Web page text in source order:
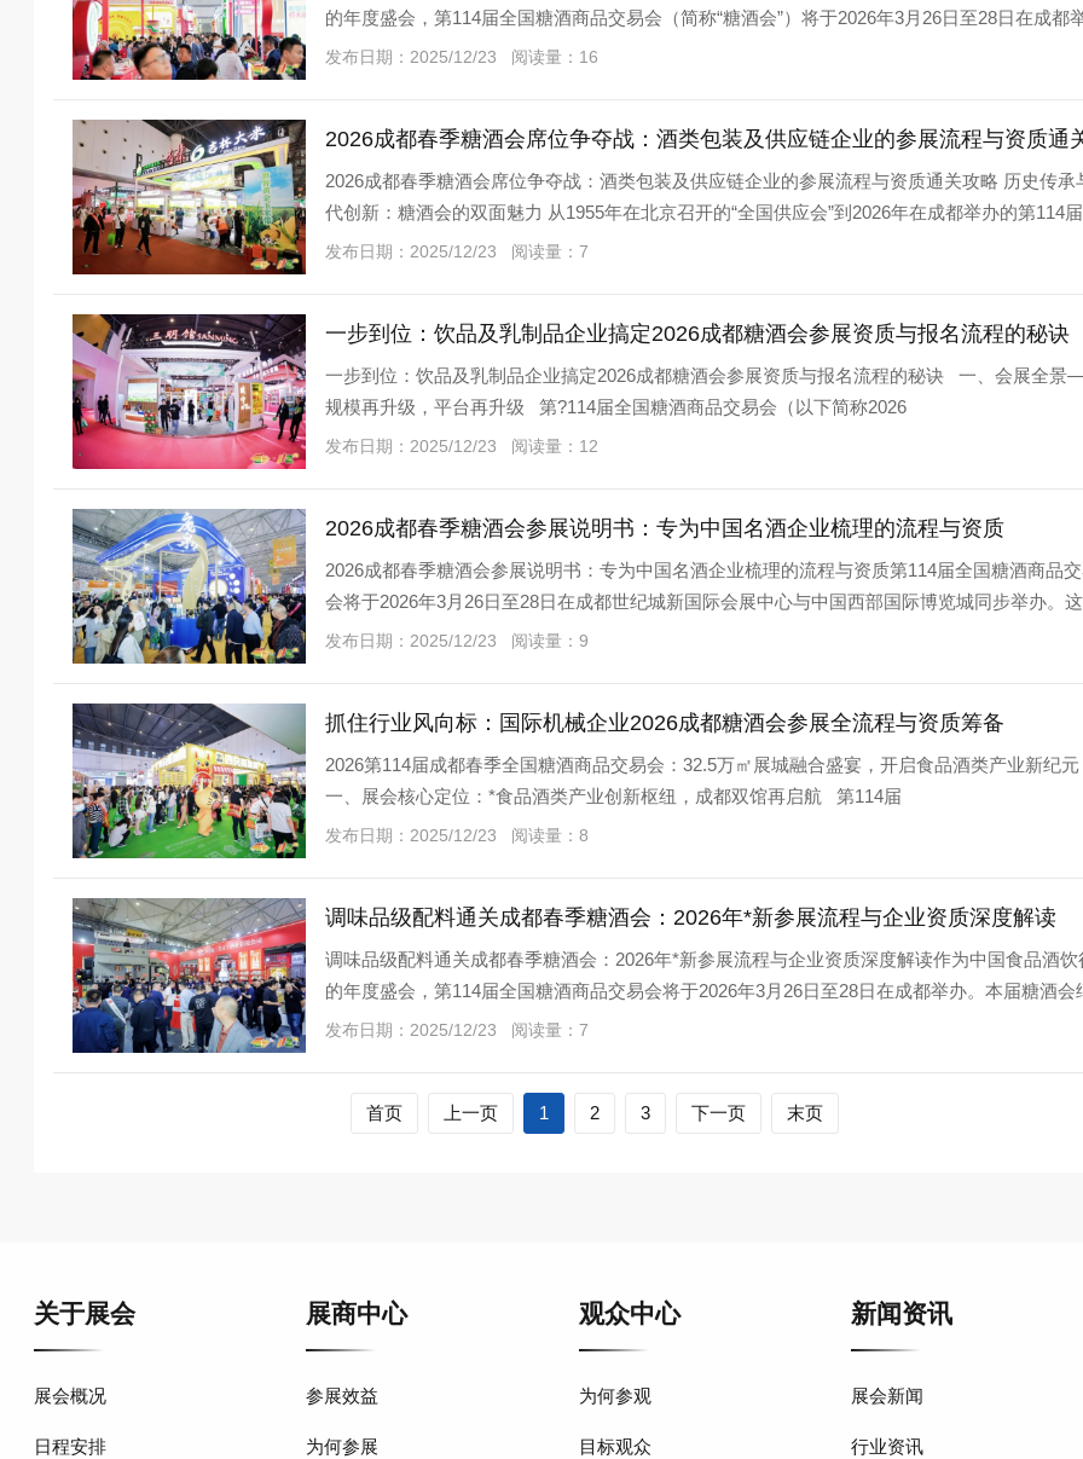
的年度盛会，第114届全国糖酒商品交易会（简称“糖酒会”）将于2026年3月26日至28日在成都
办。本届
发布日期：2025/12/23 阅读量：16
2026成都春季糖酒会席位争夺战：酒类包装及供应链企业的参展流程与资质通关攻略 历史传承
代创新：糖酒会的双面魅力 从1955年在北京召开的“全国供应会”到2026年在成都举办的第114
发布日期：2025/12/23 阅读量：7
一步到位：饮品及乳制品企业搞定2026成都糖酒会参展资质与报名流程的秘诀
一步到位：饮品及乳制品企业搞定2026成都糖酒会参展资质与报名流程的秘诀 一、会展全
规模再升级，平台再升级 第?114届全国糖酒商品交易会（以下简称2026
发布日期：2025/12/23 阅读量：12
2026成都春季糖酒会参展说明书：专为中国名酒企业梳理的流程与资质
2026成都春季糖酒会参展说明书：专为中国名酒企业梳理的流程与资质第114届全国糖酒商品
会将于2026年3月26日至28日在成都世纪城新国际会展中心与中国西部国际博览城同步举办。
被誉为“天
发布日期：2025/12/23 阅读量：9
抓住行业风向标：国际机械企业2026成都糖酒会参展全流程与资质筹备
2026第114届成都春季全国糖酒商品交易会：32.5万㎡展城融合盛宴，开启食品酒类产业新纪元
一、展会核心定位：*食品酒类产业创新枢纽，成都双馆再启航 第114届
发布日期：2025/12/23 阅读量：8
调味品级配料通关成都春季糖酒会：2026年*新参展流程与企业资质深度解读
调味品级配料通关成都春季糖酒会：2026年*新参展流程与企业资质深度解读作为中国食品酒饮
的年度盛会，第114届全国糖酒商品交易会将于2026年3月26日至28日在成都举办。本届糖酒会
使用西
发布日期：2025/12/23 阅读量：7
首页 上一页 1 2 3 下一页 末页
关于展会
展会概况
日程安排
展商中心
参展效益
为何参展
观众中心
为何参观
目标观众
新闻资讯
展会新闻
行业资讯